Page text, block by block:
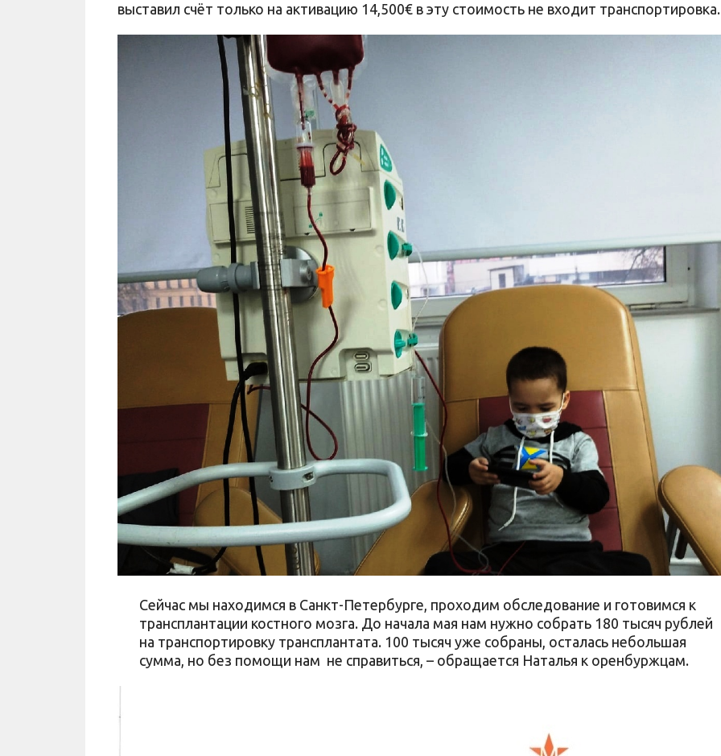
выставил счёт только на активацию 14,500€ в эту стоимость не входит транспортировка.
Сейчас мы находимся в Санкт-Петербурге, проходим обследование и готовимся к
трансплантации костного мозга. До начала мая нам нужно собрать 180 тысяч рублей
на транспортировку трансплантата. 100 тысяч уже собраны, осталась небольшая
сумма, но без помощи нам не справиться, – обращается Наталья к оренбуржцам.